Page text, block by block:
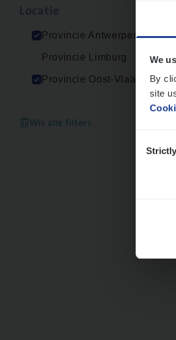
We
By
site
Selection
Provincie Antwerpen
Provincie Limburg
Provincie Oost-Vlaanderen
Wis alle filters